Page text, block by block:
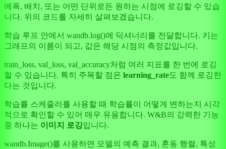
에폭, 배치, 또는 어떤 단위로든 원하는 시점에 로깅할 수 있습
니다. 위의 코드를 자세히 살펴보겠습니다.
학습 루프 안에서 wandb.log()에 딕셔너리를 전달합니다. 키는
그래프의 이름이 되고, 값은 해당 시점의 측정값입니다.
train_loss, val_loss, val_accuracy처럼 여러 지표를 한 번에 로깅
할 수 있습니다. 특히 주목할 점은 learning_rate도 함께 로깅한
다는 것입니다.
학습률 스케줄러를 사용할 때 학습률이 어떻게 변하는지 시각
적으로 확인할 수 있어 매우 유용합니다. W&B의 강력한 기능
중 하나는 이미지 로깅입니다.
wandb.Image()를 사용하면 모델의 예측 결과, 혼동 행렬, 특성